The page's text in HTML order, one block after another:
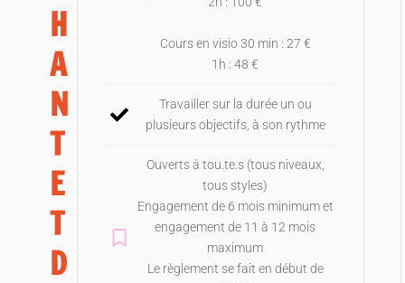
H
A
N
T
E
T
D
Cours en visio 30 min : 27 €
1h : 48 €
Travailler sur la durée un ou
plusieurs objectifs, à son rythme
Ouverts à tou.te.s (tous niveaux,
tous styles)
Engagement de 6 mois minimum et
engagement de 11 à 12 mois
maximum
Le règlement se fait en début de